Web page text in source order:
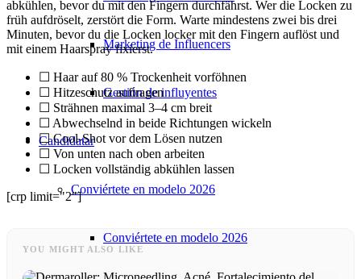
Marketing de Influencers
Gestión de influyentes
Candidatar
Conviértete en modelo 2026
Conviértete en modelo 2026
abkühlen, bevor du mit den Fingern durchfährst. Wer die Locken zu
früh aufdröselt, zerstört die Form. Warte mindestens zwei bis drei
Minuten, bevor du die Locken locker mit den Fingern auflöst und
mit einem Haarspray fixierst.
☐ Haar auf 80 % Trockenheit vorföhnen
☐ Hitzeschutz auftragen
☐ Strähnen maximal 3–4 cm breit
☐ Abwechselnd in beide Richtungen wickeln
☐ Cool-Shot vor dem Lösen nutzen
☐ Von unten nach oben arbeiten
☐ Locken vollständig abkühlen lassen
[crp limit="2"]
YOU MIGHT ALSO LIKE